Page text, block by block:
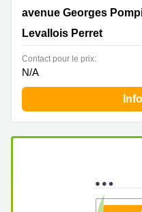
44 avenue Georges
avenue Georges
Levallois Perret
Contact pour le prix:
N/A